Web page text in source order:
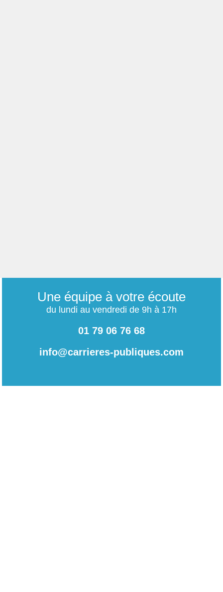
Une équipe à votre écoute
du lundi au vendredi de 9h à 17h
01 79 06 76 68
info@carrieres-publiques.com